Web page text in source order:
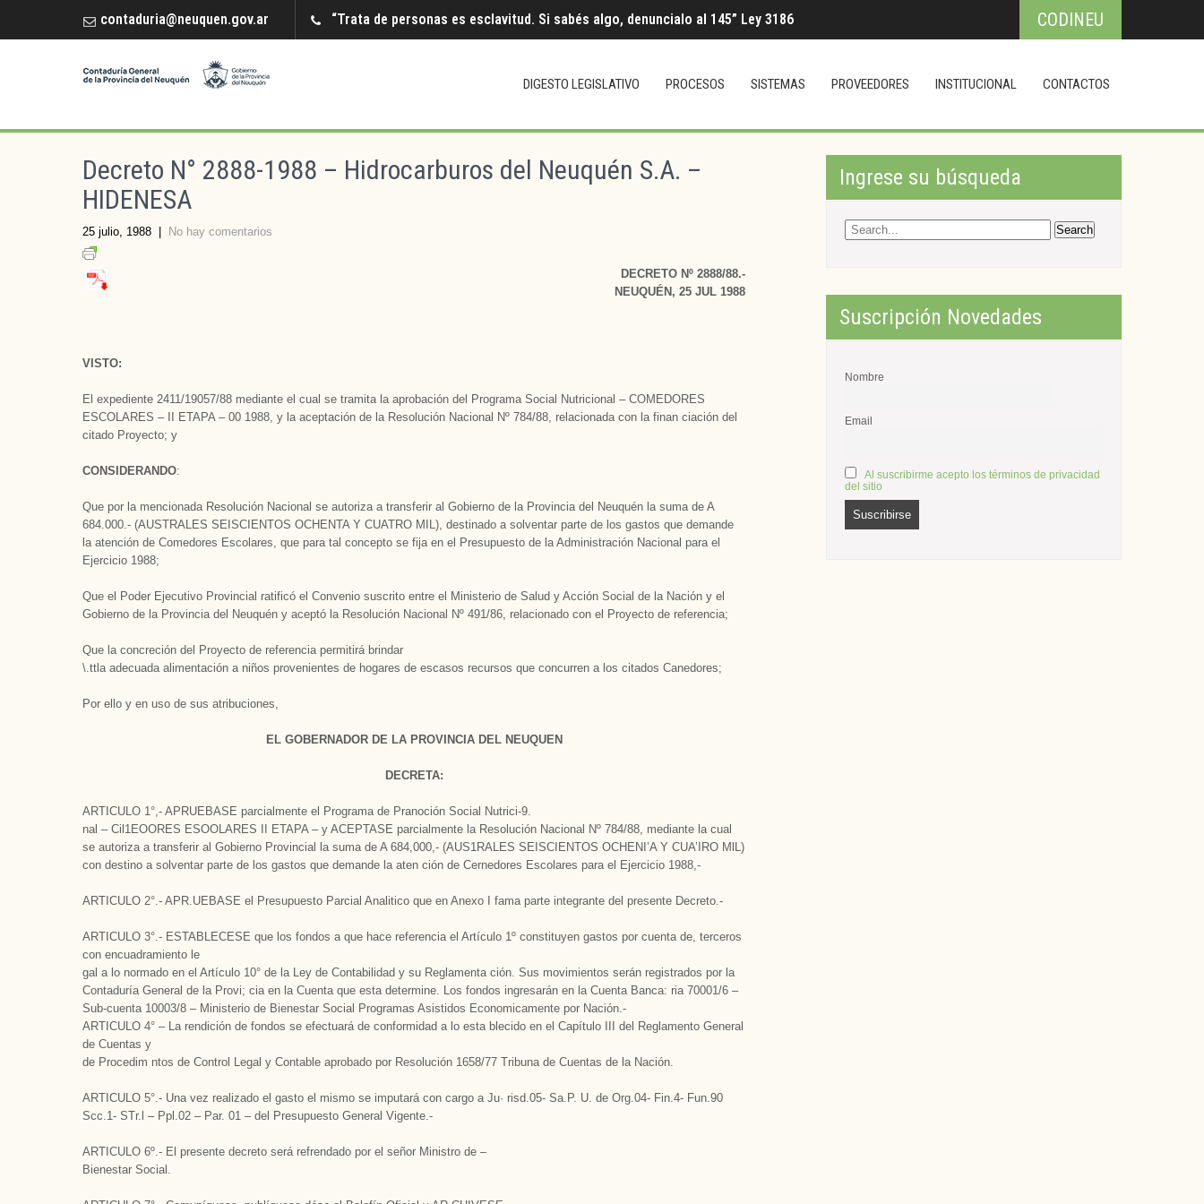
contaduria@neuquen.gov.ar “Trata de personas es esclavitud. Si sabés algo, denuncialo al 145” Ley 3186 CODINEU
DIGESTO LEGISLATIVO PROCESOS SISTEMAS PROVEEDORES INSTITUCIONAL CONTACTOS
Decreto N° 2888-1988 – Hidrocarburos del Neuquén S.A. –
HIDENESA
25 julio, 1988 No hay comentarios
DECRETO Nº 2888/88.-
NEUQUÉN, 25 JUL 1988
VISTO:
El expediente 2411/19057/88 mediante el cual se tramita la aprobación del Programa Social Nutricional – COMEDORES
ESCOLARES – II ETAPA – 00 1988, y la aceptación de la Resolución Nacional Nº 784/88, relacionada con la finan­ ciación del
citado Proyecto; y
CONSIDERANDO:
Que por la mencionada Resolución Nacional se autoriza a transfe­rir al Gobierno de la Provincia del Neuquén la suma de A
684.000.- (AUSTRALES SEISCIENTOS OCHENTA Y CUATRO MIL), destinado a solventar parte de los gastos que demande
la atención de Comedores Escolares, que para tal concepto se fija en el Presupuesto de la Administración Nacional para el
Ejercicio 1988;
Que el Poder Ejecutivo Provincial ratificó el Convenio suscrito entre el Ministerio de Salud y Acción Social de la Nación y el
Gobierno de la Provincia del Neuquén y aceptó la Resolución Nacional Nº 491/86, relacionado con el Proyecto de referencia;
Que la concreción del Proyecto de referencia permitirá brindar
\.ttla adecuada alimentación a niños provenientes de hogares de escasos recursos que concurren a los citados Canedores;
Por ello y en uso de sus atribuciones,
EL GOBERNADOR DE LA PROVINCIA DEL NEUQUEN
DECRETA:
ARTICULO 1°,- APRUEBASE parcialmente el Programa de Pranoción Social Nutrici-9.
nal – Cil1EOORES ESOOLARES II ETAPA – y ACEPTASE parcialmente la Resolución Nacional Nº 784/88, mediante la cual
se autoriza a transferir al Gobierno Provincial la suma de A 684,000,- (AUS1RALES SEISCIENTOS OCHENI’A Y CUA’IRO MlL)
con destino a solventar parte de los gastos que demande la aten­ ción de Cernedores Escolares para el Ejercicio 1988,-
ARTICULO 2°.- APR.UEBASE el Presupuesto Parcial Analitico que en Anexo I fama parte integrante del presente Decreto.-
ARTICULO 3°.- ESTABLECESE que los fondos a que hace referencia el Artículo 1º constituyen gastos por cuenta de, terceros
con encuadramiento le­
gal a lo normado en el Artículo 10° de la Ley de Contabilidad y su Reglamenta ción. Sus movimientos serán registrados por la
Contaduría General de la Provi; cia en la Cuenta que esta determine. Los fondos ingresarán en la Cuenta Banca:­ ria 70001/6 –
Sub-cuenta 10003/8 – Ministerio de Bienestar Social Programas Asistidos Economicamente por Nación.-
ARTICULO 4° – La rendición de fondos se efectuará de conformidad a lo esta­ blecido en el Capítulo III del Reglamento General
de Cuentas y
de Procedim ntos de Control Legal y Contable aprobado por Resolución 1658/77 Tribuna de Cuentas de la Nación.
ARTICULO 5°.- Una vez realizado el gasto el mismo se imputará con cargo a Ju· risd.05- Sa.P. U. de Org.04- Fin.4- Fun.90
Scc.1- STr.l – Ppl.02 – Par. 01 – del Presupuesto General Vigente.-
ARTICULO 6º.- El presente decreto será refrendado por el señor Ministro de –
Bienestar Social.
Ingrese su búsqueda
Suscripción Novedades
Nombre
Email
Al suscribirme acepto los términos de privacidad
del sitio